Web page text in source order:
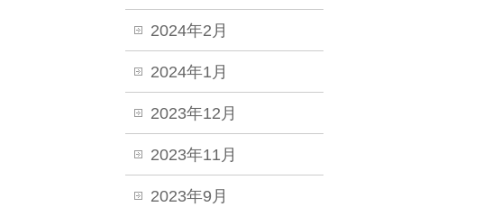
2024年2月
2024年1月
2023年12月
2023年11月
2023年9月